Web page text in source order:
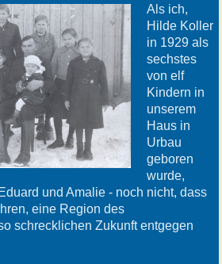
Als ich,
Hilde Koller
in 1929 als
sechstes
von elf
Kindern in
unserem
Haus in
Urbau
geboren
wurde,
und Amalie - noch nicht, dass
eine Region des
schrecklichen Zukunft entgegen